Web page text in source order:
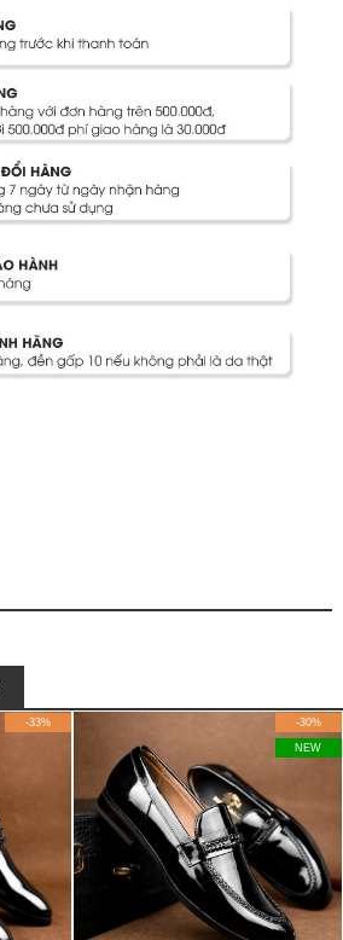
-33% -30%
NEW